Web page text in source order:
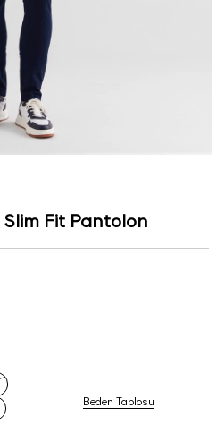
Fit Pantolon
Beden Tablosu